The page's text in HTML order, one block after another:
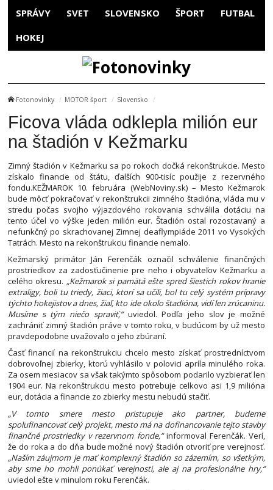
SPRÁVY SVET SLOVENSKO ŠPORT FUTBAL
HOKEJ
Fotonovinky MOTOR šport Slovensko
Ficova vláda odklepla milión eur
na štadión v Kežmarku
Zimný štadión v Kežmarku sa po rokoch dočká rekonštrukcie. Mesto
získalo financie od štátu, ďalších 900-tisíc použije z rezervného
fondu.KEŽMAROK 10. februára (WebNoviny.sk) – Mesto Kežmarok
bude môcť pokračovať v rekonštrukcii zimného štadióna, vláda mu v
stredu počas svojho výjazdového rokovania schválila dotáciu na
tento účel vo výške jeden milión eur. Štadión ostal rozostavaný a
nefunkčný po skrachovanej Zimnej deaflympiáde 2011 vo Vysokých
Tatrách. Mesto na rekonštrukciu financie nemalo.
Kežmarský primátor Ján Ferenčák označil schválenie finančných
prostriedkov za zadosťučinenie pre neho i obyvateľov Kežmarku a
celého okresu. „Kežmarok si pamätá ešte spred šiestich rokov hranie
extraligy, boli tu triedy, žiaci, ktorí sa učili, bol tu celý systém prípravy
týchto hokejistov a dnes, žiaľ, kto ide okolo štadióna, vidí len zrúcaninu.
Musíme s tým niečo spraviť,“uviedol. Podľa jeho slov je možné
zachrániť zimný štadión práve v tomto roku, v budúcom by už mesto
pravdepodobne uvažovalo o jeho zbúraní.
Časť financií na rekonštrukciu chcelo mesto získať prostredníctvom
dobrovoľnej zbierky, ktorú vyhlásilo v polovici apríla minulého roka.
Za osem mesiacov sa však takýmto spôsobom podarilo vyzbierať len
1904 eur. Na rekonštrukciu mesto potrebuje celkovo asi 1,9 milióna
eur, dotácia a financie zo zbierky mestu nebudú stačiť.
„V tomto smere mesto pristupuje ako partner, budeme
spolufinancovať celý projekt, mesto má na dofinancovanie tejto stavby
finančné prostriedky v rezervnom fonde,“informoval Ferenčák. Verí,
že do roka a do dňa bude možné nový štadión otvoriť pre verejnosť.
„Naším záujmom je mať komplexný štadión so zázemím, so všetkým,
aby sme ho mohli ponúkať verejnosti, ale aj na profesionálne hry,“
uviedol ešte v minulom roku Ferenčák.